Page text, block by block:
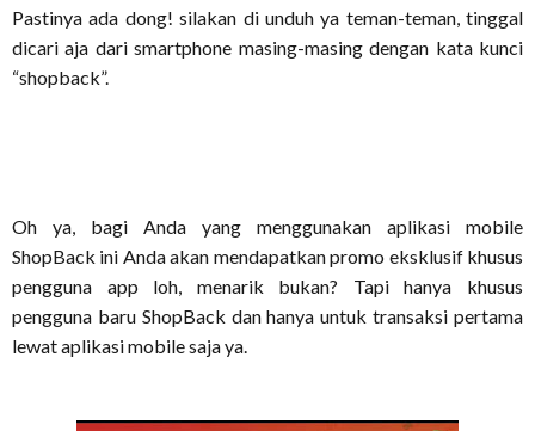
Pastinya ada dong! silakan di unduh ya teman-teman, tinggal
dicari aja dari smartphone masing-masing dengan kata kunci
“shopback”.
Oh ya, bagi Anda yang menggunakan aplikasi mobile
ShopBack ini Anda akan mendapatkan promo eksklusif khusus
pengguna app loh, menarik bukan? Tapi hanya khusus
pengguna baru ShopBack dan hanya untuk transaksi pertama
lewat aplikasi mobile saja ya.